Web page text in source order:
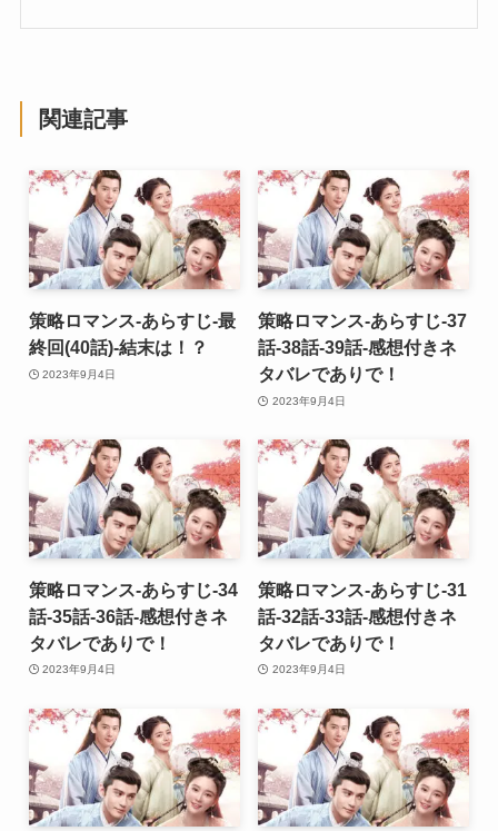
関連記事
策略ロマンス-あらすじ-最
終回(40話)-結末は！？
2023年9月4日
策略ロマンス-あらすじ-37
話-38話-39話-感想付きネ
タバレでありで！
2023年9月4日
策略ロマンス-あらすじ-34
話-35話-36話-感想付きネ
タバレでありで！
2023年9月4日
策略ロマンス-あらすじ-31
話-32話-33話-感想付きネ
タバレでありで！
2023年9月4日